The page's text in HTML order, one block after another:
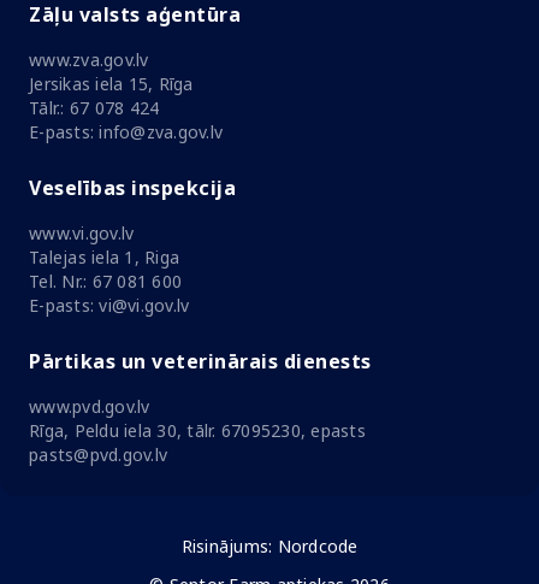
Zāļu valsts aģentūra
www.zva.gov.lv
Jersikas iela 15, Rīga
Tālr.: 67 078 424
E-pasts: info@zva.gov.lv
Veselības inspekcija
www.vi.gov.lv
Talejas iela 1, Riga
Tel. Nr.: 67 081 600
E-pasts: vi@vi.gov.lv
Pārtikas un veterinārais dienests
www.pvd.gov.lv
Rīga, Peldu iela 30, tālr. 67095230, epasts
pasts@pvd.gov.lv
Risinājums: Nordcode